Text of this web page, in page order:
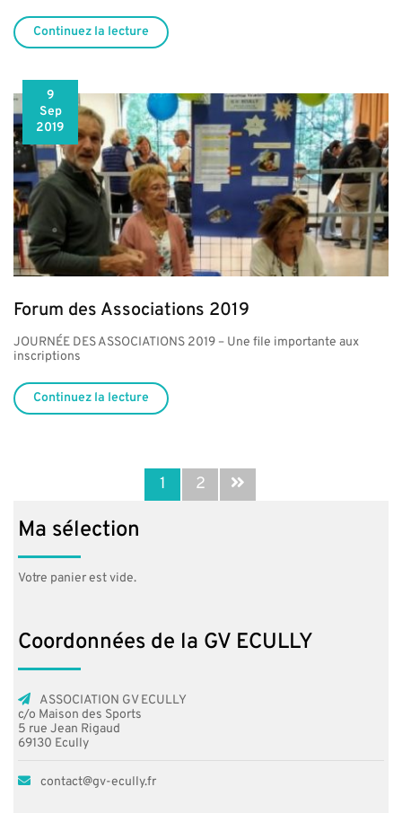
Continuez la lecture
9
Sep
2019
Forum des Associations 2019
JOURNÉE DES ASSOCIATIONS 2019 – Une file importante aux
inscriptions
Continuez la lecture
1 2
Ma sélection
Votre panier est vide.
Coordonnées de la GV ECULLY
ASSOCIATION GV ECULLY
c/o Maison des Sports
5 rue Jean Rigaud
69130 Ecully
contact@gv-ecully.fr